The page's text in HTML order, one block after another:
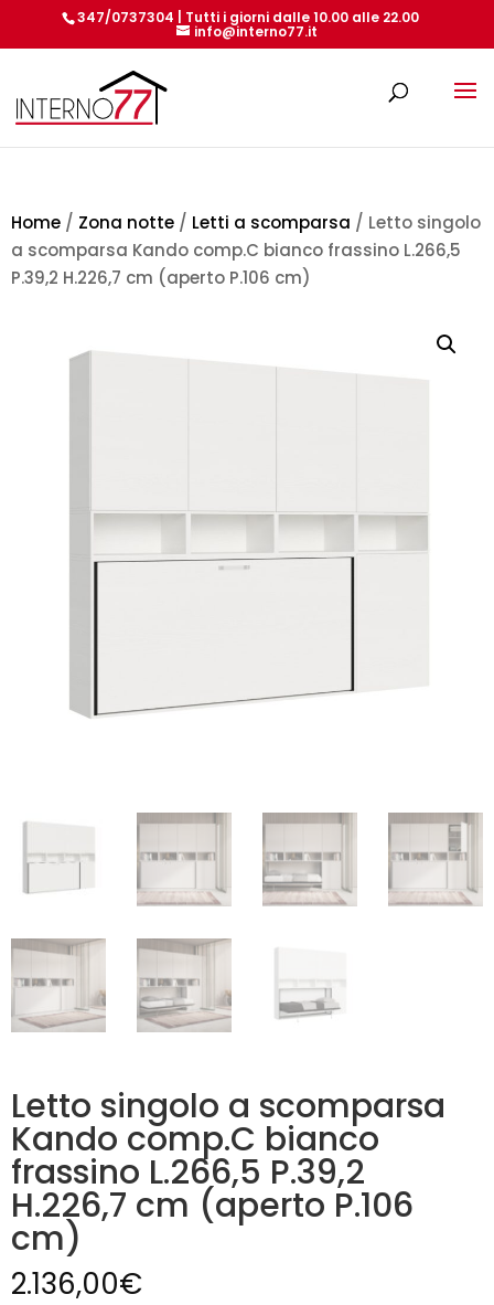
347/0737304 | Tutti i giorni dalle 10.00 alle 22.00
info@interno77.it
Home / Zona notte / Letti a scomparsa / Letto singolo
a scomparsa Kando comp.C bianco frassino L.266,5
P.39,2 H.226,7 cm (aperto P.106 cm)
Letto singolo a scomparsa
Kando comp.C bianco
frassino L.266,5 P.39,2
H.226,7 cm (aperto P.106
cm)
2.136,00€